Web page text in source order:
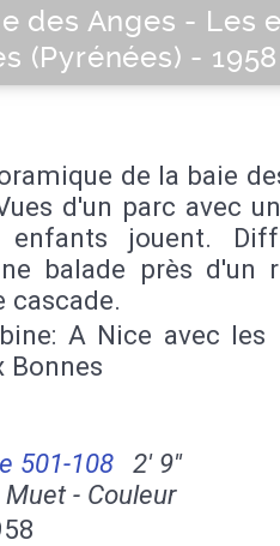
des Anges - Les
(Pyrénées) - 1958
de la baie
d'un parc avec
jouent.
balade près d'un
cascade.
A Nice avec les
Bonnes
501-108
2' 9''
Muet - Couleur